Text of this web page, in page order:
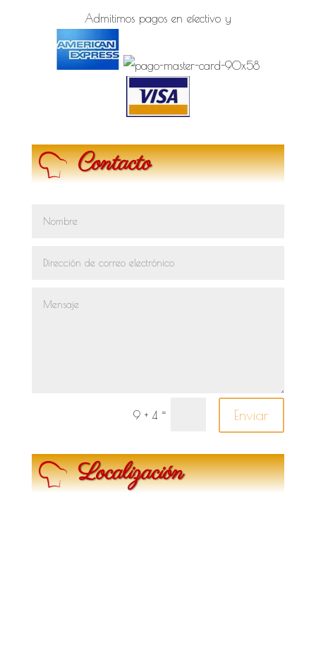
Admitimos pagos en efectivo y
Contacto
9 + 4 = Enviar
Localización